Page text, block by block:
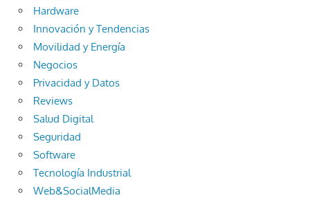
Hardware
Innovación y Tendencias
Movilidad y Energía
Negocios
Privacidad y Datos
Reviews
Salud Digital
Seguridad
Software
Tecnología Industrial
Web&SocialMedia